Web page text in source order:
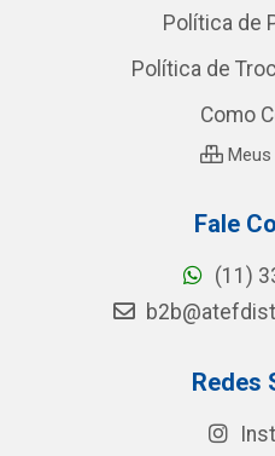
Política de
Política de
Como
Meus
Fale
(11)
Redes